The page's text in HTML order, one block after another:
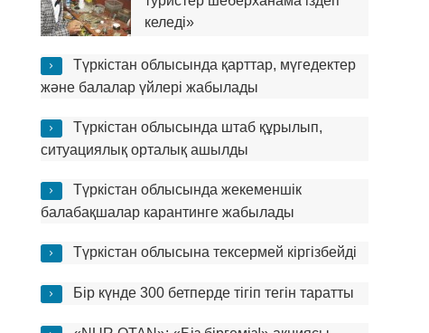
келеді»
Түркістан облысында қарттар, мүгедектер
және балалар үйлері жабылады
Түркістан облысында штаб құрылып,
ситуациялық орталық ашылды
Түркістан облысында жекеменшік
балабақшалар карантинге жабылады
Түркістан облысына тексермей кіргізбейді
Бір күнде 300 бетперде тігіп тегін таратты